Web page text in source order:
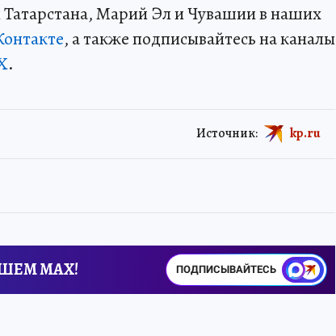
Марий Эл и Чувашии в наших
, а также подписывайтесь на каналы
.
Источник: kp.ru
MAX! ПОДПИСЫВАЙТЕСЬ